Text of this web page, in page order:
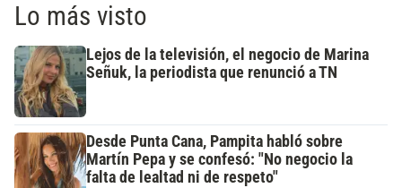
Lo más visto
Lejos de la televisión, el negocio de Marina
Señuk, la periodista que renunció a TN
Desde Punta Cana, Pampita habló sobre
Martín Pepa y se confesó: "No negocio la
falta de lealtad ni de respeto"